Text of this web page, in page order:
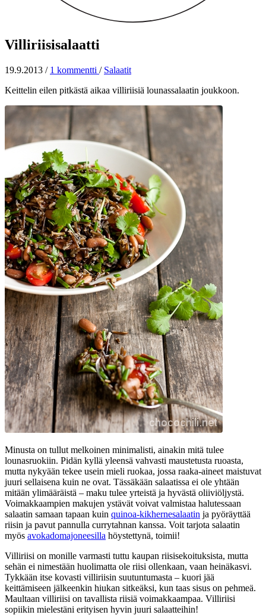
Villiriisisalaatti
19.9.2013 / 1 kommentti / Salaatit
Keittelin eilen pitkästä aikaa villiriisiä lounassalaatin joukkoon.
Minusta on tullut melkoinen minimalisti, ainakin mitä tulee
lounasruokiin. Pidän kyllä yleensä vahvasti maustetusta ruoasta,
mutta nykyään tekee usein mieli ruokaa, jossa raaka-aineet maistuvat
juuri sellaisena kuin ne ovat. Tässäkään salaatissa ei ole yhtään
mitään ylimääräistä – maku tulee yrteistä ja hyvästä oliiviöljystä.
Voimakkaampien makujen ystävät voivat valmistaa halutessaan
salaatin samaan tapaan kuin quinoa-kikhernesalaatin ja pyöräyttää
riisin ja pavut pannulla currytahnan kanssa. Voit tarjota salaatin
myös avokadomajoneesilla höystettynä, toimii!
Villiriisi on monille varmasti tuttu kaupan riisisekoituksista, mutta
sehän ei nimestään huolimatta ole riisi ollenkaan, vaan heinäkasvi.
Tykkään itse kovasti villiriisin suutuntumasta – kuori jää
keittämiseen jälkeenkin hiukan sitkeäksi, kun taas sisus on pehmeä.
Maultaan villiriisi on tavallista riisiä voimakkaampaa. Villiriisi
sopiikin mielestäni erityisen hyvin juuri salaatteihin!